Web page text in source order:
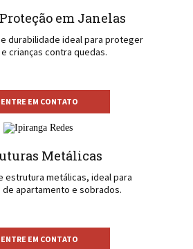
em Janelas
durabilidade ideal para proteger
crianças contra quedas.
ENTRE EM CONTATO
Metálicas
estrutura metálicas, ideal para
apartamento e sobrados.
ENTRE EM CONTATO